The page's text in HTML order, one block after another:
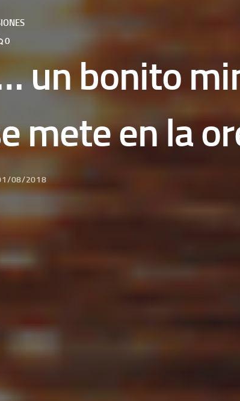
0
un bonito
mete en la
08/2018